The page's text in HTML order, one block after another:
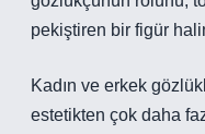
pekiştiren bir figür
Kadın ve erkek
estetikten çok daha